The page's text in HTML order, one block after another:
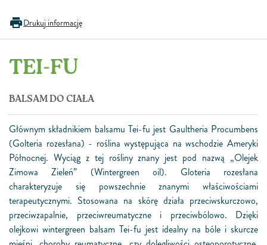
Drukuj informację
TEI-FU
BALSAM DO CIAŁA
Głównym składnikiem balsamu Tei-fu jest Gaultheria Procumbens
(Golteria rozesłana) - roślina występująca na wschodzie Ameryki
Północnej. Wyciąg z tej rośliny znany jest pod nazwą „Olejek
Zimowa Zieleń” (Wintergreen oil). Gloteria rozesłana
charakteryzuje się powszechnie znanymi właściwościami
terapeutycznymi. Stosowana na skórę działa przeciwskurczowo,
przeciwzapalnie, przeciwreumatyczne i przeciwbólowo. Dzięki
olejkowi wintergreen balsam Tei-fu jest idealny na bóle i skurcze